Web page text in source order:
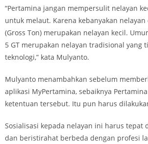
“Pertamina jangan mempersulit nelayan
untuk melaut. Karena kebanyakan
(Gross Ton) merupakan nelayan kecil.
5 GT merupakan nelayan tradisional yang
teknologi,” kata Mulyanto.
Mulyanto menambahkan sebelum
aplikasi MyPertamina, sebaiknya
ketentuan tersebut. Itu pun harus
Sosialisasi kepada nelayan ini harus
dan beristirahat berbeda dengan profesi